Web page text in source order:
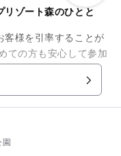
ゾート森のひとと
様を引率することが
ての方も安心して参加
は身長125cm以上）